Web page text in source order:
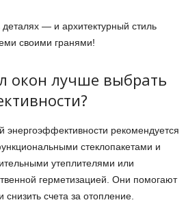
— и архитектурный стиль
своими гранями!
окон лучше выбрать
энергоэффективности рекомендуется
стеклопакетами и
утеплителями или
герметизацией. Они помогают
счета за отопление.